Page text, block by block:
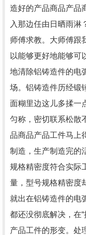
造好的产品商品产品
入那边任由日晒雨淋
师傅求教。大师傅跟
以能够更好地能够可
地清除铝铸造件的电
场。铝铸造件历经锻
面糊里边这儿多揉一
匀称，密切联系松散
品商品产品工件马上
制造，生产制造完的
规格精密度符合实际
量，型号规格精密度
就出在铝铸造件的电
都还没彻底解决，在
产品工件的形变。处